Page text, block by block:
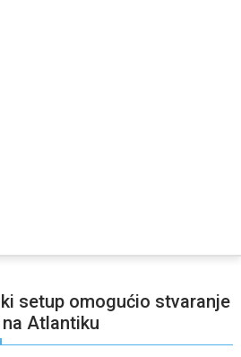
setup omogućio stvaranje
Atlantiku